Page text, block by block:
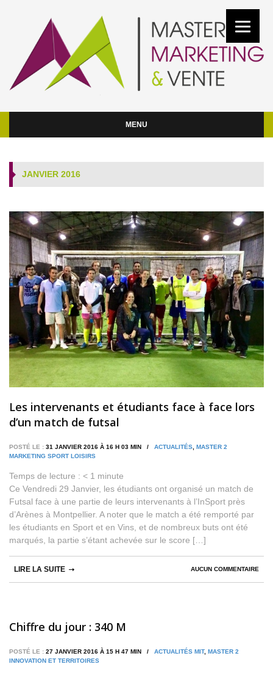
MENU
JANVIER 2016
Les intervenants et étudiants face à face lors
d’un match de futsal
POSTÉ LE : 31 JANVIER 2016 À 16 H 03 MIN / ACTUALITÉS, MASTER 2
MARKETING SPORT LOISIRS
Temps de lecture : < 1 minute
Ce Vendredi 29 Janvier, les étudiants ont organisé un match de
Futsal face à une partie de leurs intervenants à l’InSport près
d’Arènes à Montpellier. A noter que le match a été remporté par
les étudiants en Sport et en Vins, et de nombreux buts ont été
marqués, la partie s’étant achevée sur le score […]
AUCUN COMMENTAIRE
LIRE LA SUITE
Chiffre du jour : 340 M
POSTÉ LE : 27 JANVIER 2016 À 15 H 47 MIN / ACTUALITÉS MIT, MASTER 2
INNOVATION ET TERRITOIRES